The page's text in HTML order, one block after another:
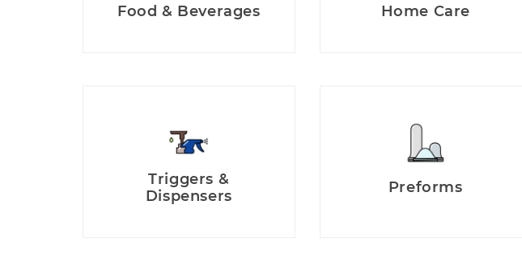
Food & Beverages Home Care
Triggers &
Dispensers
Preforms